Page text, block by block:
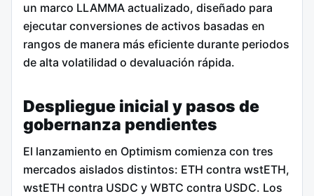
un marco LLAMMA actualizado, diseñado para
ejecutar conversiones de activos basadas en
rangos de manera más eficiente durante periodos
de alta volatilidad o devaluación rápida.
Despliegue inicial y pasos de
gobernanza pendientes
El lanzamiento en Optimism comienza con tres
mercados aislados distintos: ETH contra wstETH,
wstETH contra USDC y WBTC contra USDC. Los